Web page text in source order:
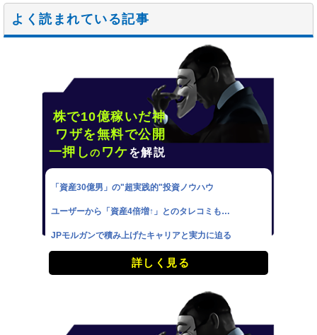
よく読まれている記事
株で10億稼いだ神
ワザを無料で公開
一押しの ワケを解説
「資産30億男」の"超実践的"投資ノウハウ
ユーザーから「資産4倍増↑」とのタレコミも…
JPモルガンで積み上げたキャリアと実力に迫る
詳しく見る